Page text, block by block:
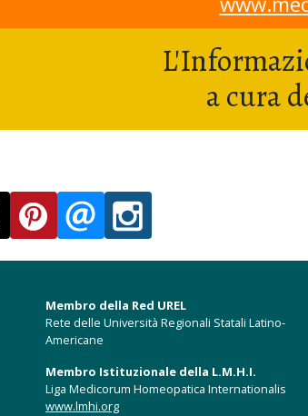
a cura
Membro della Red UREL
Rete delle Università Regionali Statali Latino-
Americane
Membro Istituzionale della L.M.H.I.
Liga Medicorum Homeopatica Internationalis
www.lmhi.org